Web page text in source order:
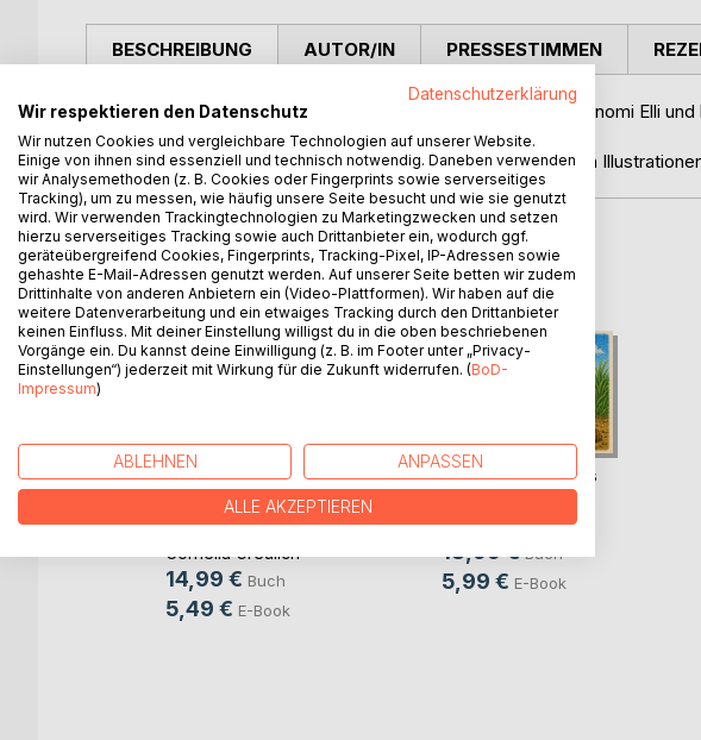
BESCHREIBUNG
Wir begleiten Betty Hase bei ihrer Reise zur kranken Hasenomi Elli
und ideenreich stehen sie der Hasenmama zur Seite.
Eine spannende Tiergeschichte auf 60 Seiten mit farbigen
AUTOR/IN PRESSESTIMMEN
WEITERE TITEL BEIBoD
Die Mutsteine
Cornelia Greulich
14,99 € Buch
5,49 € E-Book
Was wird nur aus
Papilio Machaon
18,99 € Buch
5,99 € E-Book
Datenschutzerklärung
Wir respektieren den Datenschutz
Wir nutzen Cookies und vergleichbare Technologien auf unserer Website.
Einige von ihnen sind essenziell und technisch notwendig. Daneben verwenden
wir Analysemethoden (z. B. Cookies oder Fingerprints sowie serverseitiges
Tracking), um zu messen, wie häufig unsere Seite besucht und wie sie genutzt
wird. Wir verwenden Trackingtechnologien zu Marketingzwecken und setzen
hierzu serverseitiges Tracking sowie auch Drittanbieter ein, wodurch ggf.
geräteübergreifend Cookies, Fingerprints, Tracking-Pixel, IP-Adressen sowie
gehashte E-Mail-Adressen genutzt werden. Auf unserer Seite betten wir zudem
Drittinhalte von anderen Anbietern ein (Video-Plattformen). Wir haben auf die
weitere Datenverarbeitung und ein etwaiges Tracking durch den Drittanbieter
keinen Einfluss. Mit deiner Einstellung willigst du in die oben beschriebenen
Vorgänge ein. Du kannst deine Einwilligung (z. B. im Footer unter „Privacy-
Einstellungen“) jederzeit mit Wirkung für die Zukunft widerrufen. (BoD-
Impressum)
ABLEHNEN ANPASSEN
ALLE AKZEPTIEREN